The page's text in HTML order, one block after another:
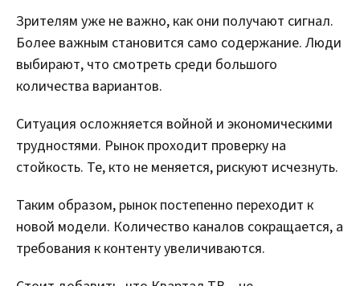
Зрителям уже не важно, как они получают сигнал.
Более важным становится само содержание. Люди
выбирают, что смотреть среди большого
количества вариантов.
Ситуация осложняется войной и экономическими
трудностями. Рынок проходит проверку на
стойкость. Те, кто не меняется, рискуют исчезнуть.
Таким образом, рынок постепенно переходит к
новой модели. Количество каналов сокращается, а
требования к контенту увеличиваются.